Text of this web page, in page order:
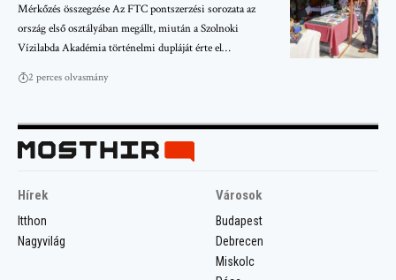
Mérkőzés összegzése Az FTC pontszerzési sorozata az
ország első osztályában megállt, miután a Szolnoki
Vízilabda Akadémia történelmi dupláját érte el…
2 perces olvasmány
Hírek
Itthon
Nagyvilág
Városok
Budapest
Debrecen
Miskolc